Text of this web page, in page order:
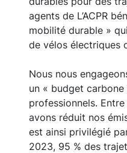
agents de L’ACPR
mobilité durable »
de vélos électriques
Nous nous
un « budget
professionnels.
avons réduit nos
est ainsi privilégié
2023, 95 % des